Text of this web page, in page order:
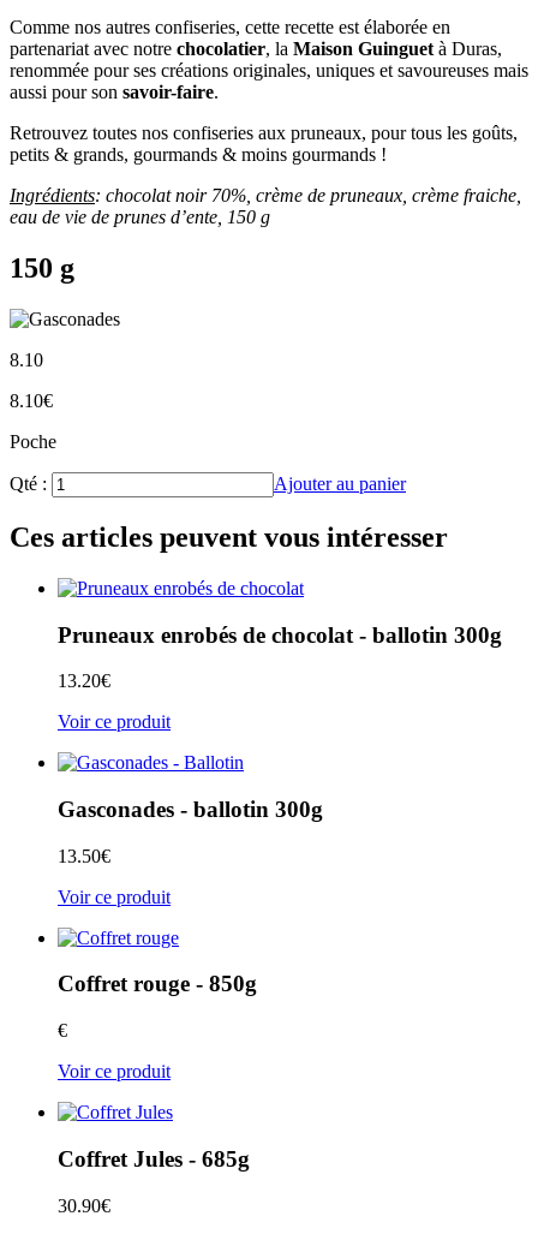
Comme nos autres confiseries, cette recette est élaborée en
partenariat avec notre chocolatier, la Maison Guinguet à Duras,
renommée pour ses créations originales, uniques et savoureuses mais
aussi pour son savoir-faire.
Retrouvez toutes nos confiseries aux pruneaux, pour tous les goûts,
petits & grands, gourmands & moins gourmands !
Ingrédients: chocolat noir 70%, crème de pruneaux, crème fraiche,
eau de vie de prunes d’ente, 150 g
150 g
8.10
8.10€
Poche
Qté : Ajouter au panier
Ces articles peuvent vous intéresser
Pruneaux enrobés de chocolat - ballotin 300g
13.20€
Voir ce produit
Gasconades - ballotin 300g
13.50€
Voir ce produit
Coffret rouge - 850g
€
Voir ce produit
Coffret Jules - 685g
30.90€